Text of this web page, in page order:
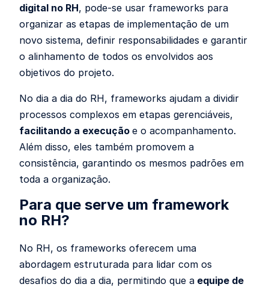
digital no RH, pode-se usar frameworks para
organizar as etapas de implementação de um
novo sistema, definir responsabilidades e garantir
o alinhamento de todos os envolvidos aos
objetivos do projeto.
No dia a dia do RH, frameworks ajudam a dividir
processos complexos em etapas gerenciáveis,
facilitando a execução e o acompanhamento.
Além disso, eles também promovem a
consistência, garantindo os mesmos padrões em
toda a organização.
Para que serve um framework
no RH?
No RH, os frameworks oferecem uma
abordagem estruturada para lidar com os
desafios do dia a dia, permitindo que a equipe de